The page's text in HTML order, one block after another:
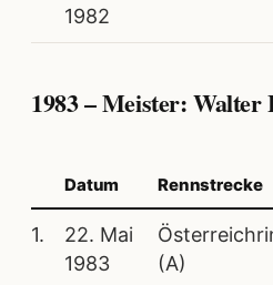
1982
1983 – Meister: Walter
Datum Rennstrecke
1.
22. Mai
1983
(A)